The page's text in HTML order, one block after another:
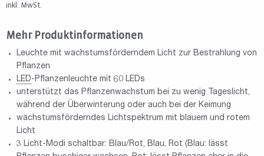
inkl. MwSt.
Mehr Produktinformationen
Leuchte mit wachstumsförderndem Licht zur Bestrahlung von
Pflanzen
LED-Pflanzenleuchte mit 60 LEDs
unterstützt das Pflanzenwachstum bei zu wenig Tageslicht,
während der Überwinterung oder auch bei der Keimung
wachstumsförderndes Lichtspektrum mit blauem und rotem
Licht
3 Licht-Modi schaltbar: Blau/Rot, Blau, Rot (Blau: lässt